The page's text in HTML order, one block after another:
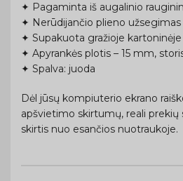
✦ Pagaminta iš augalinio
✦ Nerūdijančio plieno užsegimas
✦ Supakuota gražioje
✦ Apyrankės plotis – 15 mm,
✦ Spalva: juoda
Dėl jūsų kompiuterio ekrano
apšvietimo skirtumų, reali prekių
skirtis nuo esančios nuotraukoje.